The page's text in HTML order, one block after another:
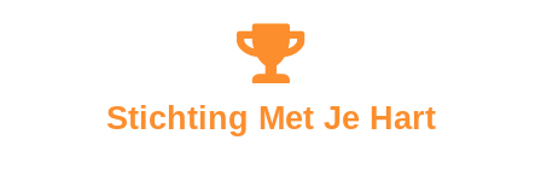
Stichting Met Je Hart